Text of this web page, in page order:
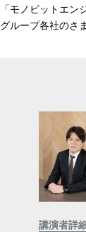
「モノビットエ
グループ各社のさ
講演者詳